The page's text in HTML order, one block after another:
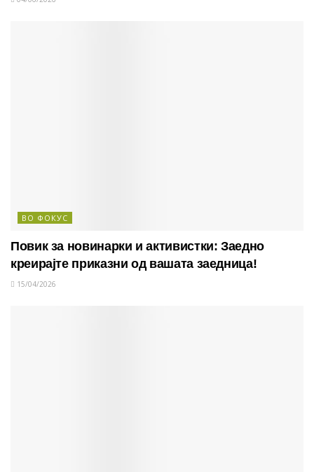
ВО ФОКУС
Повик за новинарки и активистки: Заедно
креирајте приказни од вашата заедница!
15/04/2026